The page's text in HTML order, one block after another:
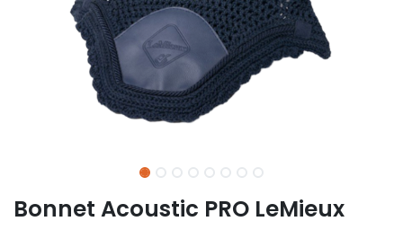
Bonnet Acoustic PRO LeMieux